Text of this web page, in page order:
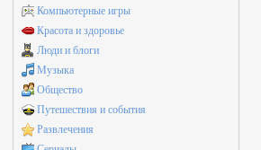
Компьютерные игры
Красота и здоровье
Люди и блоги
Музыка
Общество
Путешествия и события
Развлечения